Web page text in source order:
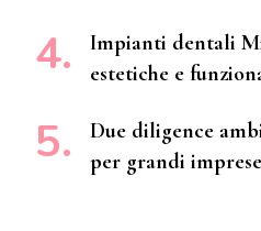
Impianti dentali
estetiche e
Due diligence
per grandi imprese